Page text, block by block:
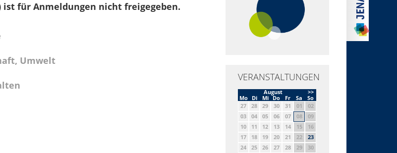
für Anmeldungen nicht freigegeben.
Umwelt
VERANSTALTUNGEN
>>
August
Mo
Di Mi Do Fr Sa
So
27
28 29 30 31 01
02
03
04 05 06 07 08
09
10
11 12 13 14 15
16
17
18 19 20 21 22
23
24
25 26 27 28 29
30